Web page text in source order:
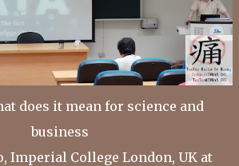
does it mean for science and
business
Imperial College London, UK at